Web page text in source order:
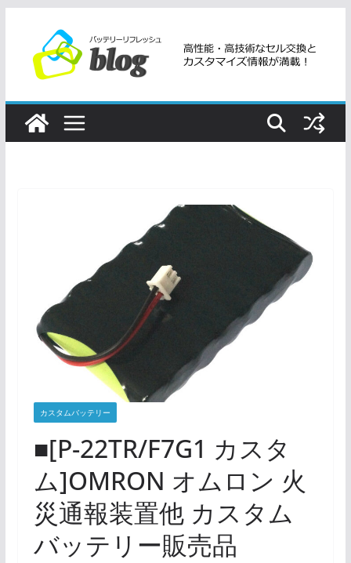
ツ
カスタムバッテリー
■[P-22TR/F7G1 カスタ
ム]OMRON オムロン 火
災通報装置他 カスタム
バッテリー販売品